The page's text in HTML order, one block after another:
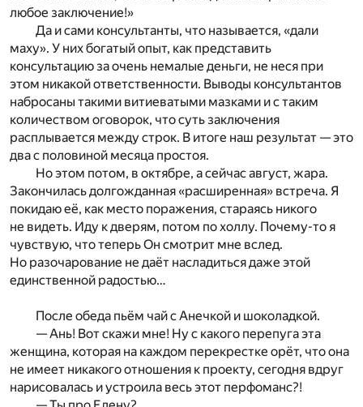
любое заключение!»
Да и сами консультанты, что называется, «дали
маху». У них богатый опыт, как представить
консультацию за очень немалые деньги, не неся при
этом никакой ответственности. Выводы консультантов
набросаны такими витиеватыми мазками и с таким
количеством оговорок, что суть заключения
расплывается между строк. В итоге наш результат — это
два с половиной месяца простоя.
Но этом потом, в октябре, а сейчас август, жара.
Закончилась долгожданная «расширенная» встреча. Я
покидаю её, как место поражения, стараясь никого
не видеть. Иду к дверям, потом по холлу. Почему-то я
чувствую, что теперь Он смотрит мне вслед.
Но разочарование не даёт насладиться даже этой
единственной радостью…
После обеда пьём чай с Анечкой и шоколадкой.
— Ань! Вот скажи мне! Ну с какого перепуга эта
женщина, которая на каждом перекрестке орёт, что она
не имеет никакого отношения к проекту, сегодня вдруг
нарисовалась и устроила весь этот перфоманс?!